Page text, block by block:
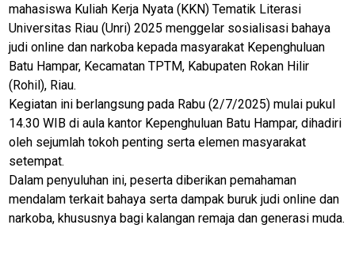
mahasiswa Kuliah Kerja Nyata (KKN) Tematik Literasi
Universitas Riau (Unri) 2025 menggelar sosialisasi bahaya
judi online dan narkoba kepada masyarakat Kepenghuluan
Batu Hampar, Kecamatan TPTM, Kabupaten Rokan Hilir
(Rohil), Riau.
Kegiatan ini berlangsung pada Rabu (2/7/2025) mulai pukul
14.30 WIB di aula kantor Kepenghuluan Batu Hampar, dihadiri
oleh sejumlah tokoh penting serta elemen masyarakat
setempat.
Dalam penyuluhan ini, peserta diberikan pemahaman
mendalam terkait bahaya serta dampak buruk judi online dan
narkoba, khususnya bagi kalangan remaja dan generasi muda.